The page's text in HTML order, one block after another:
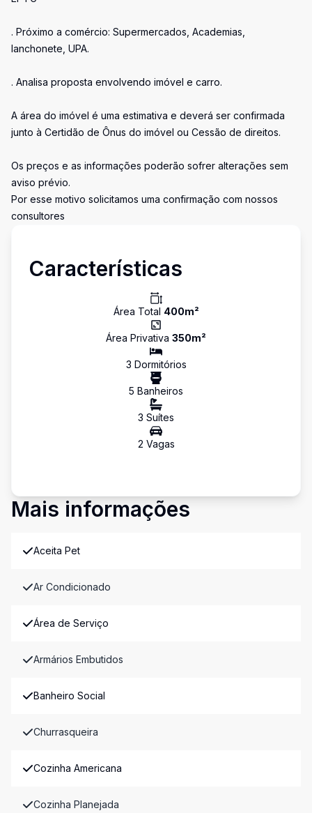
. Próximo a comércio: Supermercados, Academias,
lanchonete, UPA.
. Analisa proposta envolvendo imóvel e carro.
A área do imóvel é uma estimativa e deverá ser confirmada
junto à Certidão de Ônus do imóvel ou Cessão de direitos.
Os preços e as informações poderão sofrer alterações sem
aviso prévio.
Por esse motivo solicitamos uma confirmação com nossos
consultores
Características
Área Total 400m²
Área Privativa 350m²
3 Dormitórios
5 Banheiros
3 Suítes
2 Vagas
Mais informações
Aceita Pet
Ar Condicionado
Área de Serviço
Armários Embutidos
Banheiro Social
Churrasqueira
Cozinha Americana
Cozinha Planejada